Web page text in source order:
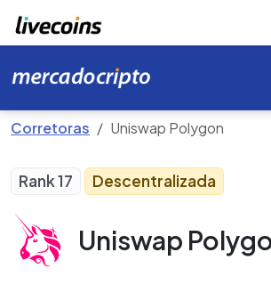
Corretoras Uniswap Polygon
Rank 17 Descentralizada
Uniswap